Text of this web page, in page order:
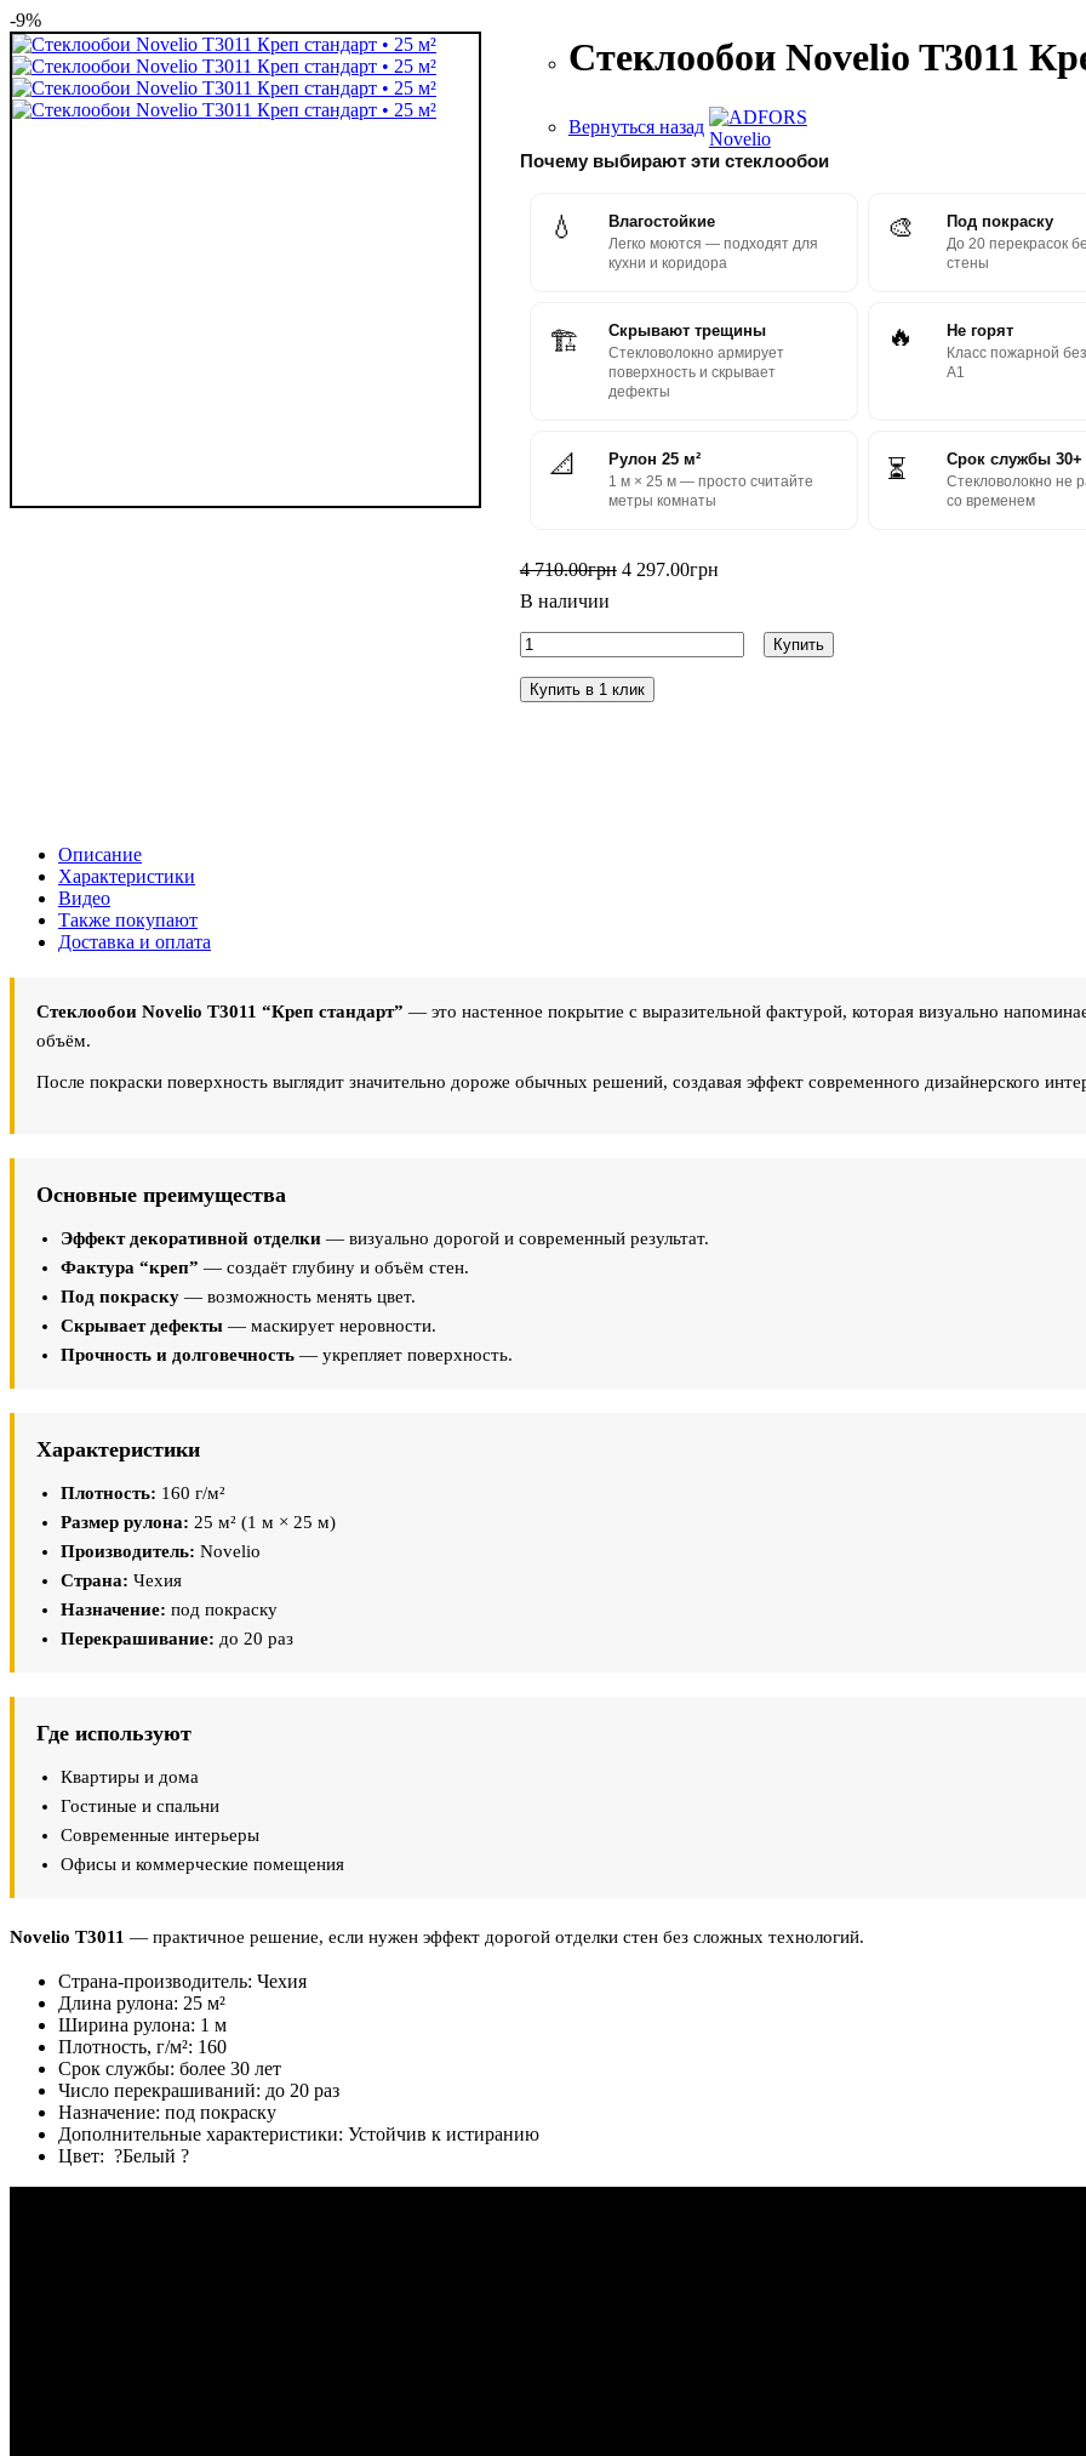
-9%
Стеклообои Novelio T3011
Вернуться назад
Почему выбирают эти стеклообои
💧 Влагостойкие
Легко моются — подходят для
кухни и коридора
🎨 Под покраску
До 20 перекрасок
стены
🏗 Скрывают трещины
Стекловолокно армирует
поверхность и скрывает
дефекты
🔥 Не горят
Класс пожарной
А1
📐 Рулон 25 м²
1 м × 25 м — просто считайте
метры комнаты
⏳ Срок службы 30+
Стекловолокно не
со временем
4 710.00грн 4 297.00грн
В наличии
Купить
Купить в 1 клик
Описание
Характеристики
Видео
Также покупают
Доставка и оплата
Стеклообои Novelio T3011 “Креп стандарт” — это настенное покрытие с выразительной фактурой, которая визуально
объём.
После покраски поверхность выглядит значительно дороже обычных решений, создавая эффект современного дизайнерского
Основные преимущества
Эффект декоративной отделки — визуально дорогой и современный результат.
Фактура “креп” — создаёт глубину и объём стен.
Под покраску — возможность менять цвет.
Скрывает дефекты — маскирует неровности.
Прочность и долговечность — укрепляет поверхность.
Характеристики
Плотность: 160 г/м²
Размер рулона: 25 м² (1 м × 25 м)
Производитель: Novelio
Страна: Чехия
Назначение: под покраску
Перекрашивание: до 20 раз
Где используют
Квартиры и дома
Гостиные и спальни
Современные интерьеры
Офисы и коммерческие помещения
Novelio T3011 — практичное решение, если нужен эффект дорогой отделки стен без сложных технологий.
Страна-производитель: Чехия
Длина рулона: 25 м²
Ширина рулона: 1 м
Плотность, г/м²: 160
Срок службы: более 30 лет
Число перекрашиваний: до 20 раз
Назначение: под покраску
Дополнительные характеристики: Устойчив к истиранию
Цвет: ?Белый ?